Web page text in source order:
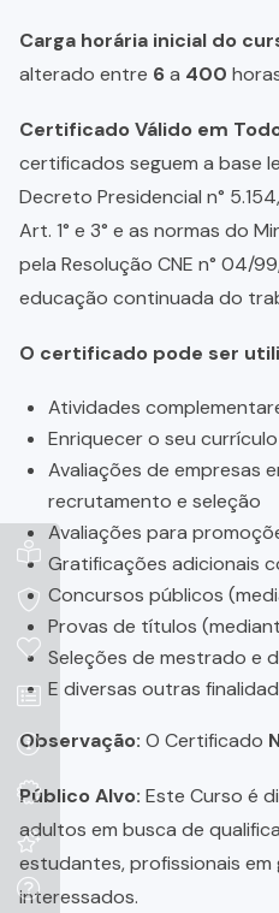
Carga horária inicial do
alterado entre 6a 400
Certificado Válido em
certificados seguem a base
Decreto Presidencial n°
Art. 1° e 3° e as normas do
pela Resolução CNE n° 04/
educação continuada do
O certificado pode ser
Atividades
Enriquecer o seu currículo
Avaliações de empresas
recrutamento e seleção
Avaliações para
Gratificações adicionais
Concursos públicos
Provas de títulos
Seleções de mestrado e
E diversas outras
Observação: O Certificado
Público Alvo: Este Curso é
adultos em busca de
estudantes, profissionais em
interessados.